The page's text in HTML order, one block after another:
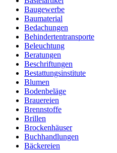
Baugewerbe
Baumaterial
Bedachungen
Behindertentransporte
Beleuchtung
Beratungen
Beschriftungen
Bestattungsinstitute
Blumen
Bodenbeläge
Brauereien
Brennstoffe
Brillen
Brockenhäuser
Buchhandlungen
Bäckereien